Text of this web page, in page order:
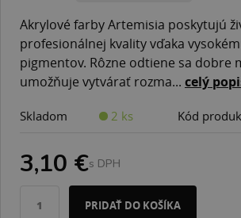
Akrylové farby Artemisia poskytujú
profesionálnej kvality vďaka
pigmentov. Rôzne odtiene sa dobre
umožňuje vytvárať rozma... celý
Skladom 2 ks Kód
3,10 €s DPH
PRIDAŤ DO KOŠÍKA